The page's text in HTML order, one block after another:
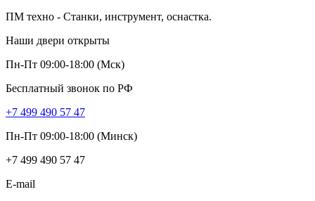
ПМ техно - Станки, инструмент, оснастка.
Наши двери открыты
Пн-Пт 09:00-18:00 (Мск)
Бесплатный звонок по РФ
+7 499 490 57 47
Пн-Пт 09:00-18:00 (Минск)
+7 499 490 57 47
E-mail